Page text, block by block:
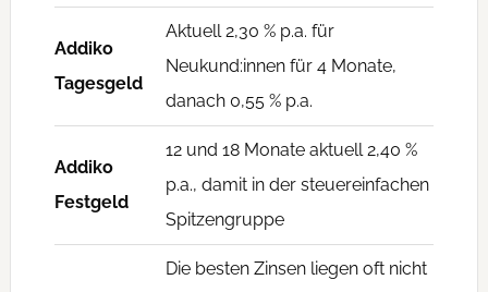
Addiko
Tagesgeld
Aktuell 2,30 % p.a. für
Neukund:innen für 4 Monate,
danach 0,55 % p.a.
Addiko
Festgeld
12 und 18 Monate aktuell 2,40 %
p.a., damit in der steuereinfachen
Spitzengruppe
Die besten Zinsen liegen oft nicht